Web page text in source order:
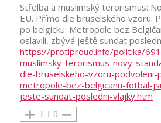
Střelba a muslimský terorismus:
EU. Přímo dle bruselského vzoru.
po belgicku: Metropole bez
oslavili, zbývá ještě sundat
https://protiproud.info/politika/
muslimsky-terorismus-novy-
dle-bruselskeho-vzoru-podvoleni-
metropole-bez-belgicanu-fotbal-
jeste-sundat-posledni-vlajky.htm
1 0